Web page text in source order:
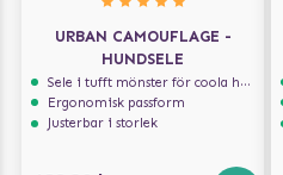
URBAN CAMOUFLAGE -
HUNDSELE
Sele i tufft mönster för coola hundar
Ergonomisk passform
Justerbar i storlek